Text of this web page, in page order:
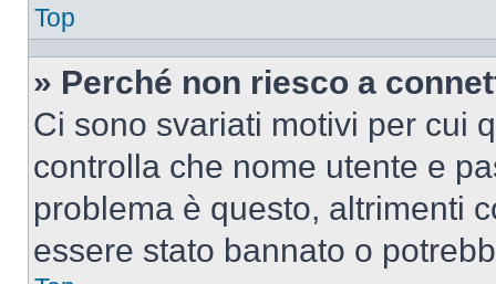
Top
» Perché non riesco a
Ci sono svariati motivi per cui
controlla che nome utente e
problema è questo, altrimenti
essere stato bannato o